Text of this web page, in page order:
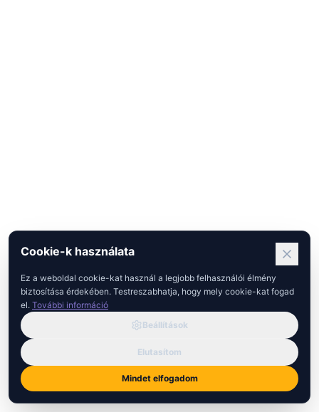
Cookie-k használata
Ez a weboldal cookie-kat használ a legjobb felhasználói élmény
biztosítása érdekében. Testreszabhatja, hogy mely cookie-kat fogad
el. További információ
Beállítások
Elutasítom
Mindet elfogadom